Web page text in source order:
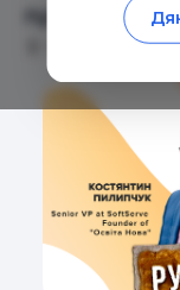
про
25